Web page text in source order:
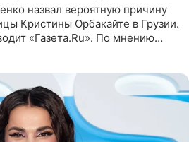
назвал вероятную причину
Кристины Орбакайте в Грузии.
«Газета.Ru». По мнению